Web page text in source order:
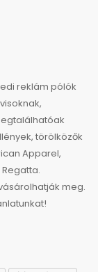
reklám pólók
törölközők
Apparel,
meg.